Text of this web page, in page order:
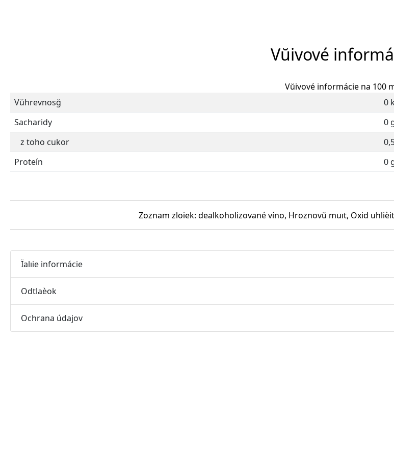
Vŭivové
Vŭivové informácie na 100
Vŭhrevnosğ
0
Sacharidy
0
z toho cukor
Proteín
0
Zoznam zloiek: dealkoholizované víno, Hroznovŭ muıt, Oxid
Ïalıie informácie
Odtlaèok
Ochrana údajov